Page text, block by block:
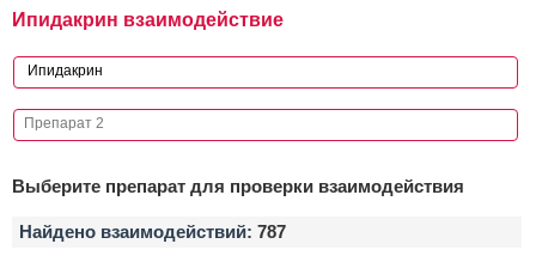
Ипидакрин взаимодействие
Выберите препарат для проверки взаимодействия
Найдено взаимодействий: 787